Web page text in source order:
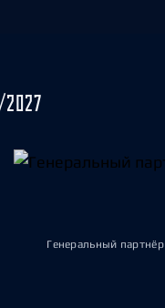
Генеральный партнёр